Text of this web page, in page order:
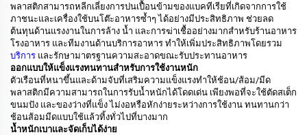
พลาสติกสามารถหลีกเลี่ยงการปนเปื้อนข้ามของแบคทีเรียที่เกิดจากการใช้
ภาชนะและเครื่องใช้บนโต๊ะอาหารซ้ำๆ ได้อย่างมีประสิทธิภาพ ช่วยลด
ต้นทุนด้านแรงงานในการล้าง น้ำ และการฆ่าเชื้ออย่างมากสำหรับร้านอาหาร
โรงอาหาร และทีมงานด้านบริการอาหาร ทำให้เพิ่มประสิทธิภาพโดยรวม
บริการ และรักษามาตรฐานความสะอาดขณะรับประทานอาหาร
ออกแบบให้แข็งแรงทนทานสำหรับการใช้งานหนัก
ตัวเรือนที่หนาขึ้นและด้ามจับที่เสริมความแข็งแรงทำให้ช้อน/ส้อม/มีด
พลาสติกมีความสามารถในการรับน้ำหนักได้โดดเด่น เพียงพอที่จะใช้ตัดสเต็ก
ขนมปัง และของว่างที่แข็ง ไม่งอหรือหักง่ายระหว่างการใช้งาน ทนทานกว่า
ช้อนส้อมมีดแบบใช้แล้วทิ้งทั่วไปที่บางมาก
น้ำหนักเบาและจัดเก็บได้ง่าย